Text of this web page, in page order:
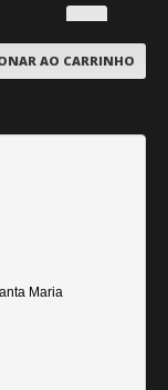
AO CARRINHO
Maria